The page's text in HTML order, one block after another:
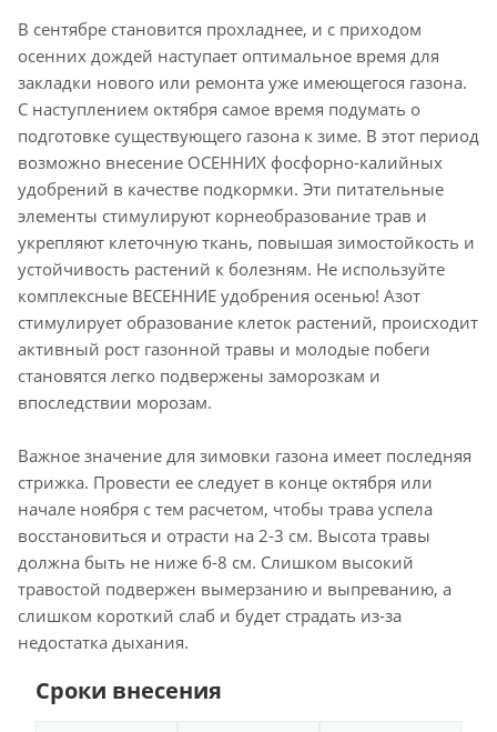
В сентябре становится прохладнее, и с приходом
осенних дождей наступает оптимальное время для
закладки нового или ремонта уже имеющегося газона.
С наступлением октября самое время подумать о
подготовке существующего газона к зиме. В этот период
возможно внесение ОСЕННИХ фосфорно-калийных
удобрений в качестве подкормки. Эти питательные
элементы стимулируют корнеобразование трав и
укрепляют клеточную ткань, повышая зимостойкость и
устойчивость растений к болезням. Не используйте
комплексные ВЕСЕННИЕ удобрения осенью! Азот
стимулирует образование клеток растений, происходит
активный рост газонной травы и молодые побеги
становятся легко подвержены заморозкам и
впоследствии морозам.
Важное значение для зимовки газона имеет последняя
стрижка. Провести ее следует в конце октября или
начале ноября с тем расчетом, чтобы трава успела
восстановиться и отрасти на 2-3 см. Высота травы
должна быть не ниже б-8 см. Слишком высокий
травостой подвержен вымерзанию и выпреванию, а
слишком короткий слаб и будет страдать из-за
недостатка дыхания.
Сроки внесения